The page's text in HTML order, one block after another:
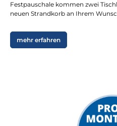
Festpauschale kommen zwei
neuen Strandkorb an Ihrem
mehr erfahren